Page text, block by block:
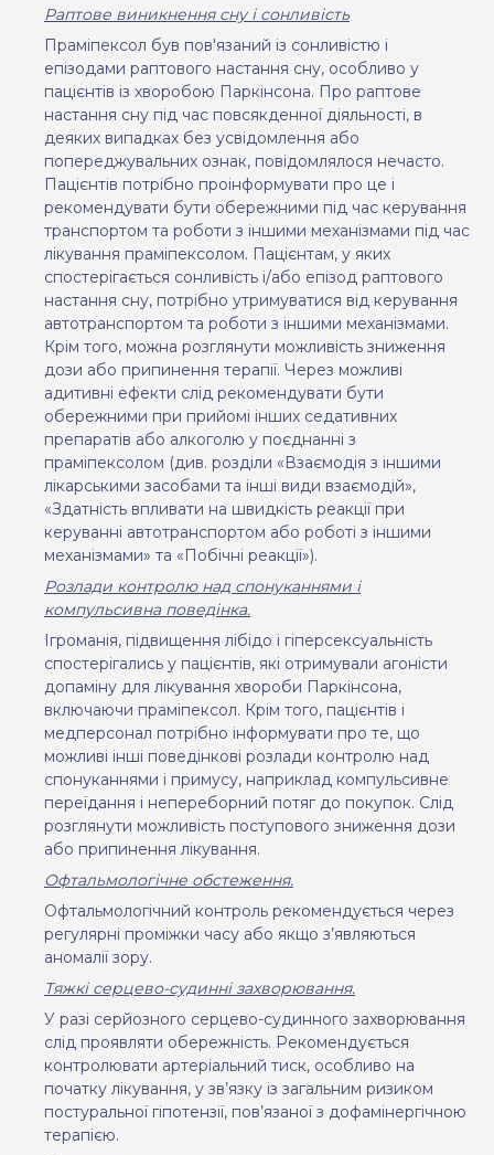
Раптове виникнення сну і сонливість
Праміпексол був пов'язаний із сонливістю і
епізодами раптового настання сну, особливо у
пацієнтів із хворобою Паркінсона. Про раптове
настання сну під час повсякденної діяльності, в
деяких випадках без усвідомлення або
попереджувальних ознак, повідомлялося нечасто.
Пацієнтів потрібно проінформувати про це і
рекомендувати бути обережними під час керування
транспортом та роботи з іншими механізмами під час
лікування праміпексолом. Пацієнтам, у яких
спостерігається сонливість і/або епізод раптового
настання сну, потрібно утримуватися від керування
автотранспортом та роботи з іншими механізмами.
Крім того, можна розглянути можливість зниження
дози або припинення терапії. Через можливі
адитивні ефекти слід рекомендувати бути
обережними при прийомі інших седативних
препаратів або алкоголю у поєднанні з
праміпексолом (див. розділи «Взаємодія з іншими
лікарськими засобами та інші види взаємодій»,
«Здатність впливати на швидкість реакції при
керуванні автотранспортом або роботі з іншими
механізмами» та «Побічні реакції»).
Розлади контролю над спонуканнями і
компульсивна поведінка.
Ігроманія, підвищення лібідо і гіперсексуальність
спостерігались у пацієнтів, які отримували агоністи
допаміну для лікування хвороби Паркінсона,
включаючи праміпексол. Крім того, пацієнтів і
медперсонал потрібно інформувати про те, що
можливі інші поведінкові розлади контролю над
спонуканнями і примусу, наприклад компульсивне
переїдання і непереборний потяг до покупок. Слід
розглянути можливість поступового зниження дози
або припинення лікування.
Офтальмологічне обстеження.
Офтальмологічний контроль рекомендується через
регулярні проміжки часу або якщо з’являються
аномалії зору.
Тяжкі серцево-судинні захворювання.
У разі серйозного серцево-судинного захворювання
слід проявляти обережність. Рекомендується
контролювати артеріальний тиск, особливо на
початку лікування, у зв’язку із загальним ризиком
постуральної гіпотензії, пов’язаної з дофамінергічною
терапією.